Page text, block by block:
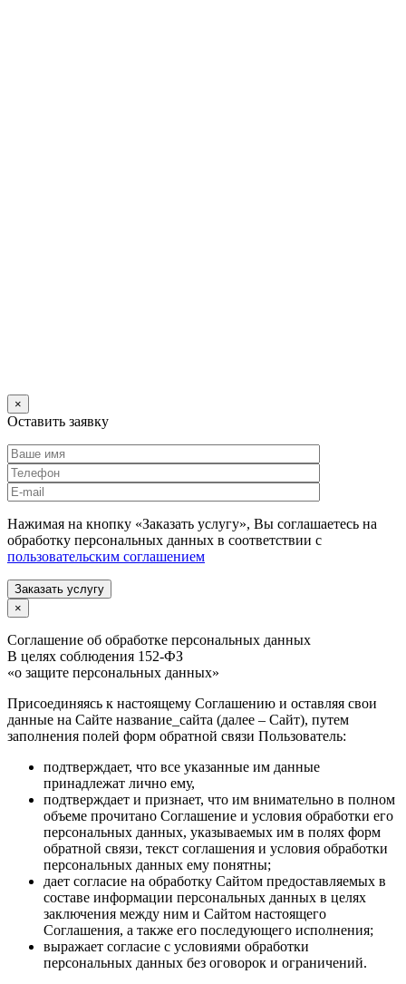
×
Оставить заявку
Нажимая на кнопку «Заказать услугу», Вы соглашаетесь на
обработку персональных данных в соответствии с
пользовательским соглашением
Заказать услугу
×
Соглашение об обработке персональных данных
В целях соблюдения 152-ФЗ
«о защите персональных данных»
Присоединяясь к настоящему Соглашению и оставляя свои
данные на Сайте название_сайта (далее – Сайт), путем
заполнения полей форм обратной связи Пользователь:
подтверждает, что все указанные им данные
принадлежат лично ему,
подтверждает и признает, что им внимательно в полном
объеме прочитано Соглашение и условия обработки его
персональных данных, указываемых им в полях форм
обратной связи, текст соглашения и условия обработки
персональных данных ему понятны;
дает согласие на обработку Сайтом предоставляемых в
составе информации персональных данных в целях
заключения между ним и Сайтом настоящего
Соглашения, а также его последующего исполнения;
выражает согласие с условиями обработки
персональных данных без оговорок и ограничений.